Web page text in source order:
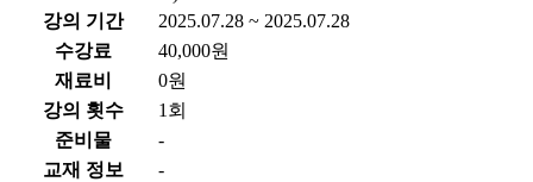
강의 기간
2025.07.28 ~ 2025.07.28
수강료
40,000원
재료비
0원
강의 횟수
1회
준비물
-
교재 정보
-